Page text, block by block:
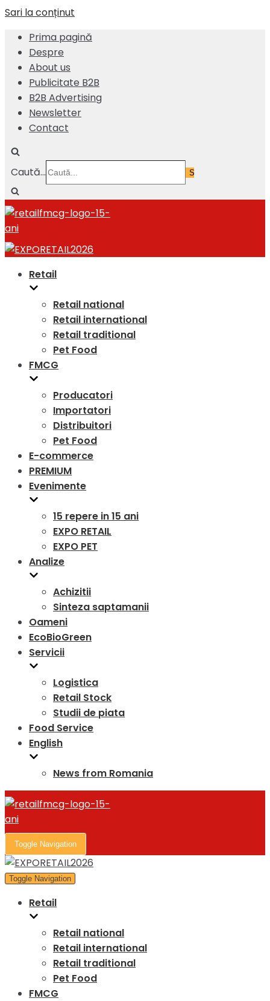
Sari la conținut
Prima pagină
Despre
About us
Publicitate B2B
B2B Advertising
Newsletter
Contact
Caută...
Retail
Retail national
Retail international
Retail traditional
Pet Food
FMCG
Producatori
Importatori
Distribuitori
Pet Food
E-commerce
PREMIUM
Evenimente
15 repere in 15 ani
EXPO RETAIL
EXPO PET
Analize
Achizitii
Sinteza saptamanii
Oameni
EcoBioGreen
Servicii
Logistica
Retail Stock
Studii de piata
Food Service
English
News from Romania
Toggle Navigation
Toggle Navigation
Retail
Retail national
Retail international
Retail traditional
Pet Food
FMCG